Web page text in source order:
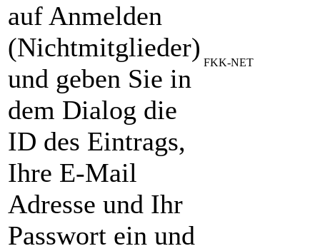
auf Anmelden
(Nichtmitglieder)
und geben Sie in
dem Dialog die
ID des Eintrags,
Ihre E-Mail
Adresse und Ihr
Passwort ein und
FKK-NET